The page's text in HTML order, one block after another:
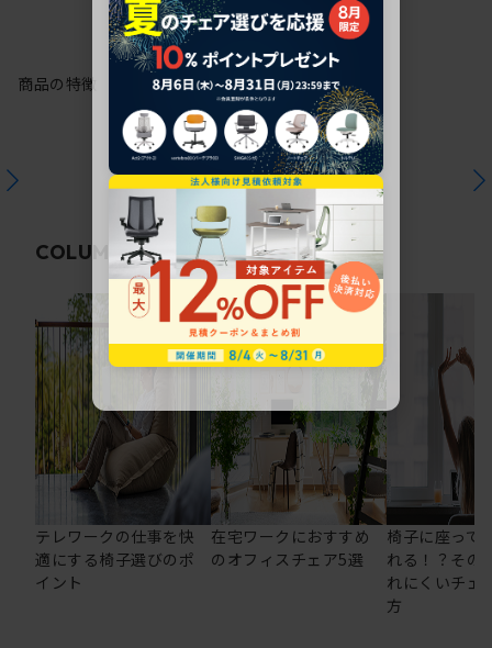
商品の特徴
COLUMN関連コラム
テレワークの仕事を快
適にする椅子選びのポ
イント
在宅ワークにおすすめ
のオフィスチェア5選
椅子に座って
れる！？その
れにくいチェ
方